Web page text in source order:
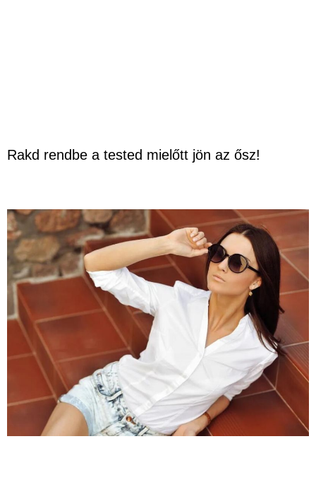
Rakd rendbe a tested mielőtt jön az ősz!